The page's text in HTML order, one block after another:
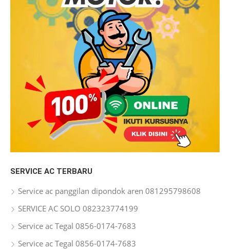
SERVICE AC TERBARU
Service ac panggilan dipondok aren 081295798608
SERVICE AC SOLO 082323774199
Service ac Tegal 0856-0174-7683
Service ac Tegal 0856-0174-7683